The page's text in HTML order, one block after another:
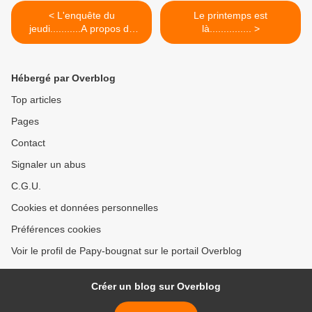
< L'enquête du
jeudi...........A propos de
.........
Le printemps est
là............... >
Hébergé par Overblog
Top articles
Pages
Contact
Signaler un abus
C.G.U.
Cookies et données personnelles
Préférences cookies
Voir le profil de Papy-bougnat sur le portail Overblog
Créer un blog sur Overblog